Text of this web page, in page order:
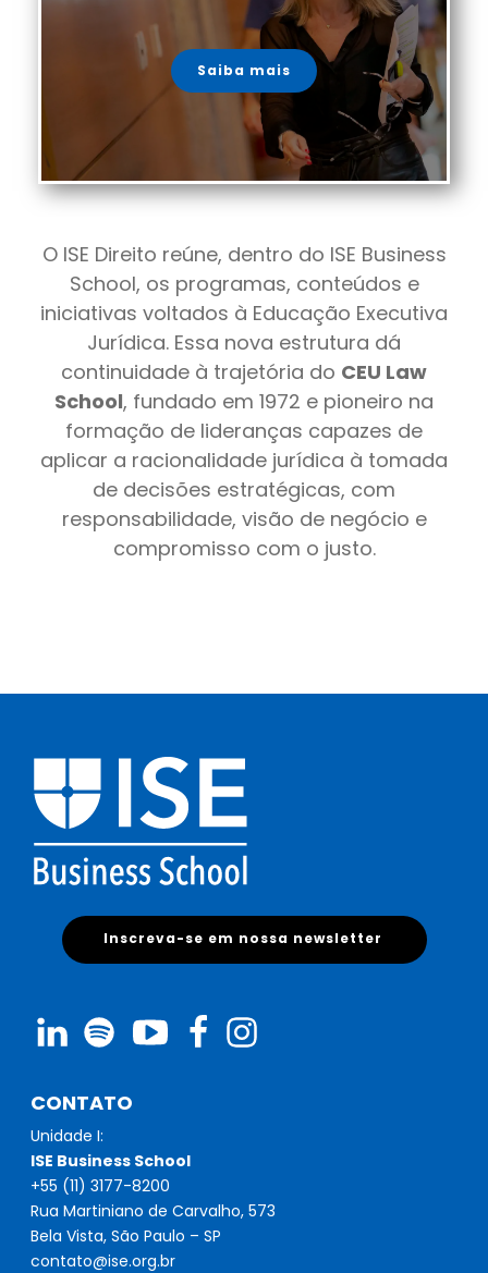
Saiba mais
O ISE Direito reúne, dentro do ISE Business
School, os programas, conteúdos e
iniciativas voltados à Educação Executiva
Jurídica. Essa nova estrutura dá
continuidade à trajetória do CEU Law
School, fundado em 1972 e pioneiro na
formação de lideranças capazes de
aplicar a racionalidade jurídica à tomada
de decisões estratégicas, com
responsabilidade, visão de negócio e
compromisso com o justo.
Inscreva-se em nossa newsletter
CONTATO
Unidade I:
ISE Business School
+55 (11) 3177-8200
Rua Martiniano de Carvalho, 573
Bela Vista, São Paulo – SP
contato@ise.org.br